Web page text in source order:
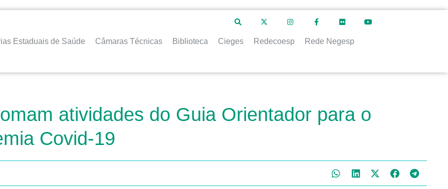
Estaduais de Saúde Câmaras Técnicas Biblioteca Cieges Redecoesp Rede Negesp
atividades do Guia Orientador para o
Covid-19